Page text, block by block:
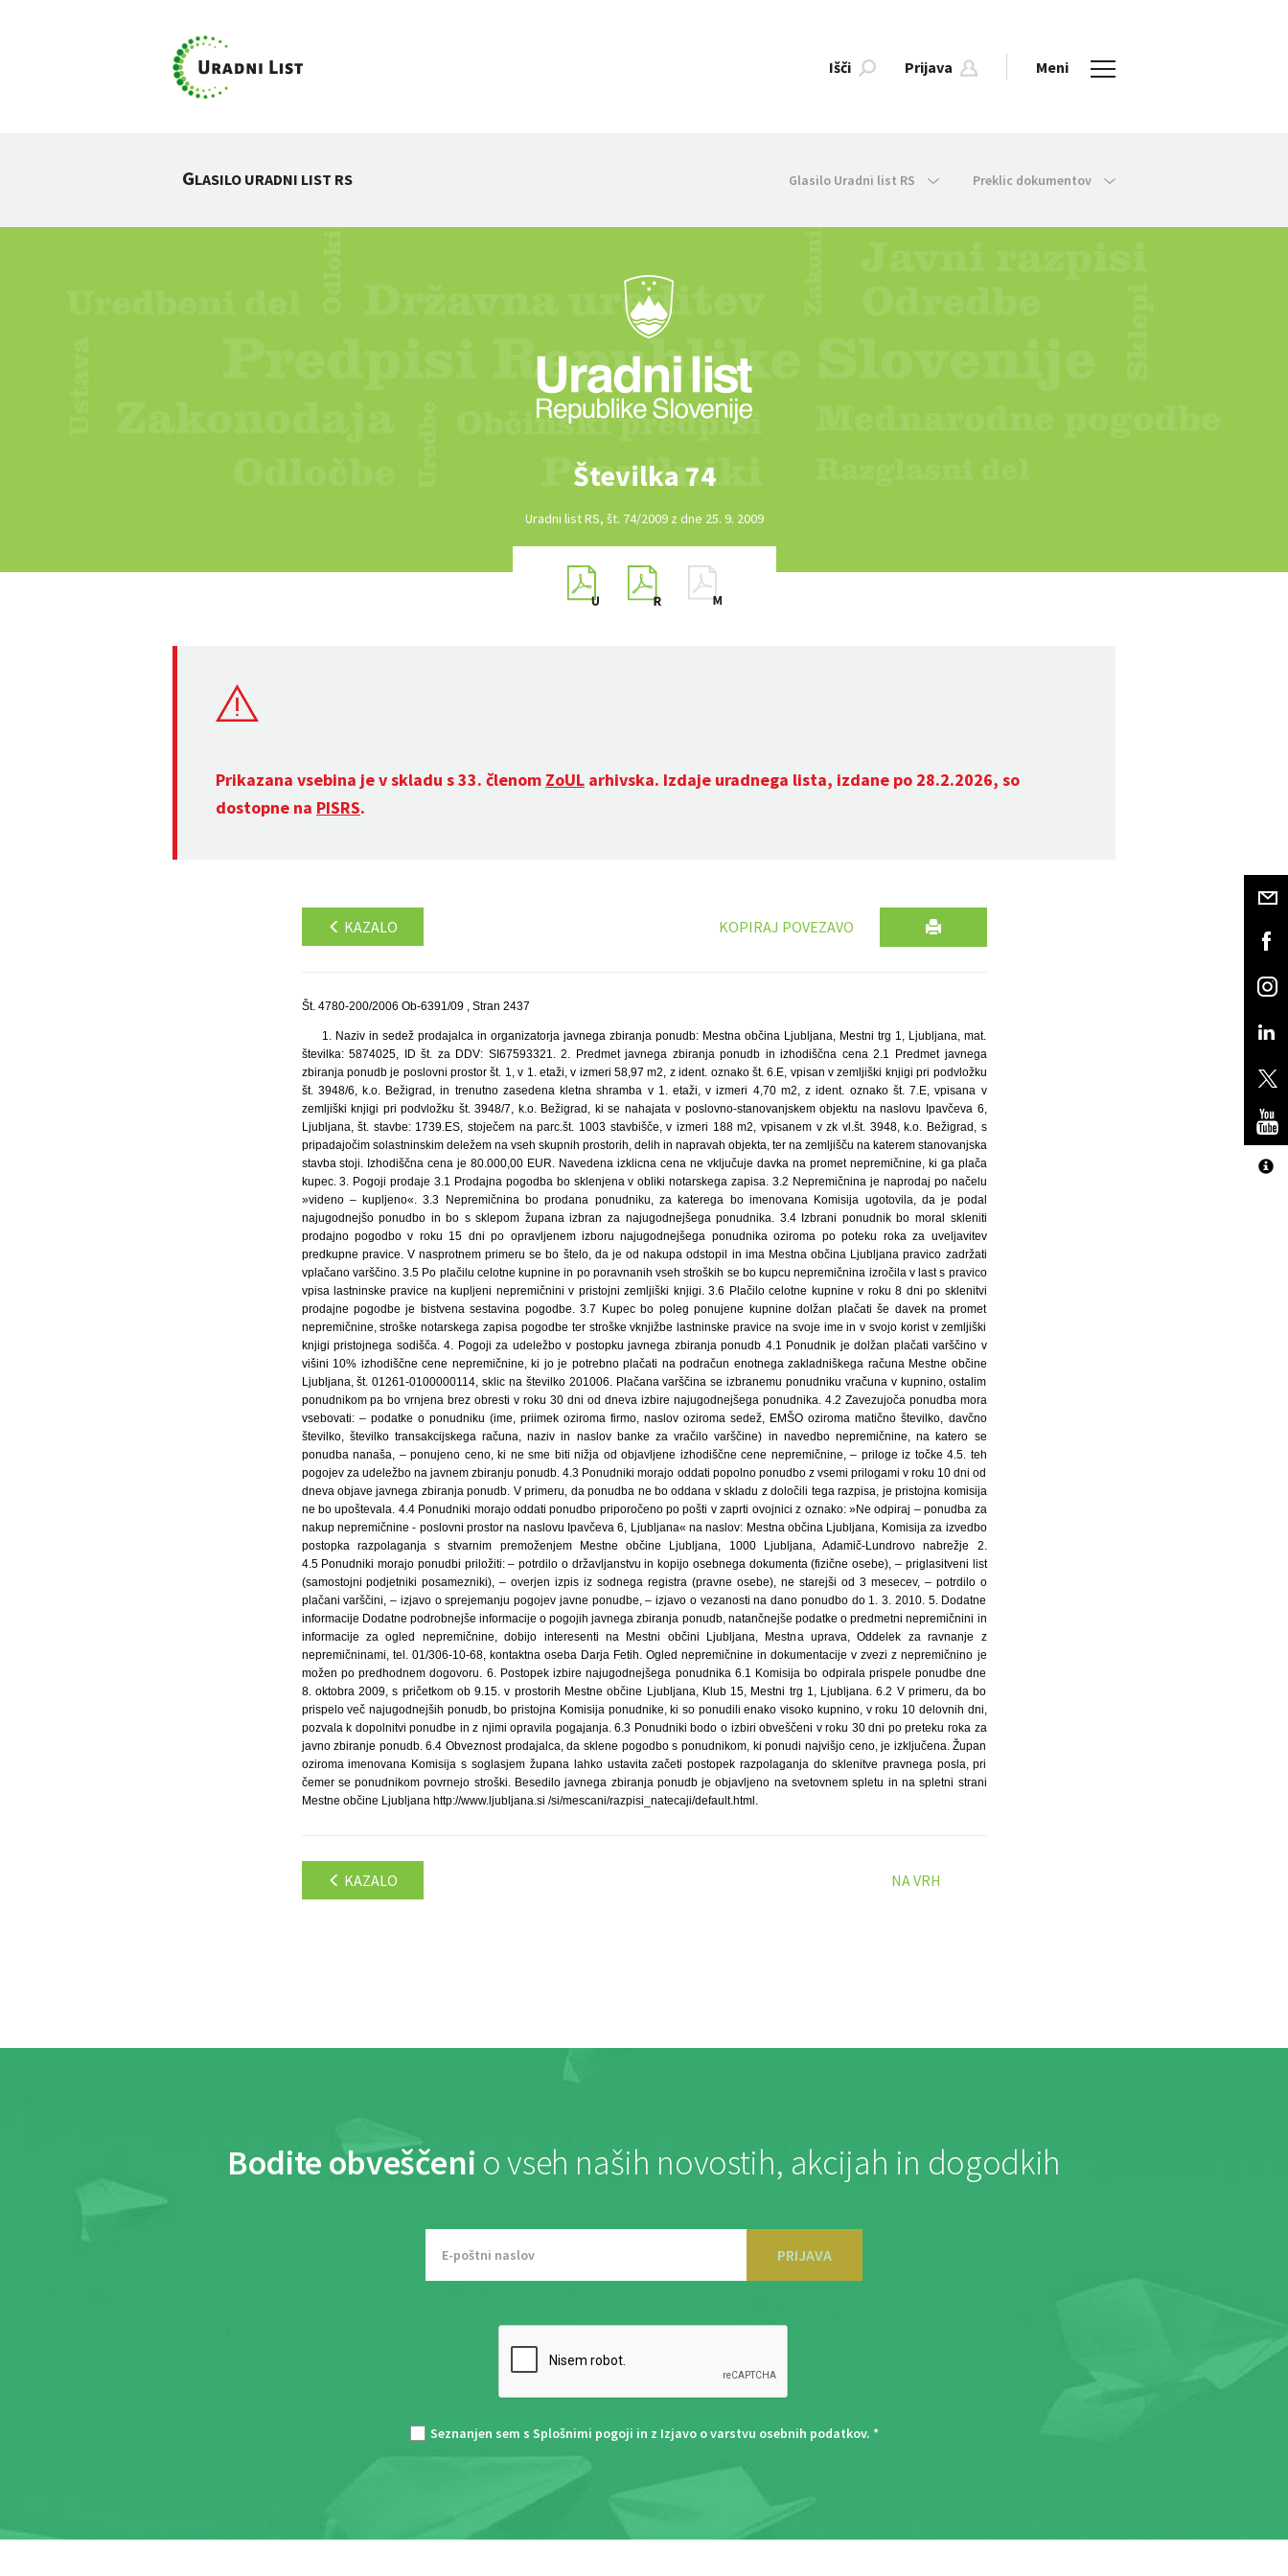
Išči Prijava Meni
GLASILO URADNI LIST RS Glasilo Uradni list RS Preklic dokumentov
Številka 74
Uradni list RS, št. 74/2009 z dne 25. 9. 2009
Prikazana vsebina je v skladu s 33. členom ZoUL arhivska. Izdaje uradnega lista, izdane po 28.2.2026, so
dostopne na PISRS.
KAZALO KOPIRAJ POVEZAVO
Št. 4780-200/2006 Ob-6391/09 , Stran 2437
1. Naziv in sedež prodajalca in organizatorja javnega zbiranja ponudb: Mestna občina Ljubljana, Mestni trg 1, Ljubljana, mat.
številka: 5874025, ID št. za DDV: SI67593321. 2. Predmet javnega zbiranja ponudb in izhodiščna cena 2.1 Predmet javnega
zbiranja ponudb je poslovni prostor št. 1, v 1. etaži, v izmeri 58,97 m2, z ident. oznako št. 6.E, vpisan v zemljiški knjigi pri podvložku
št. 3948/6, k.o. Bežigrad, in trenutno zasedena kletna shramba v 1. etaži, v izmeri 4,70 m2, z ident. oznako št. 7.E, vpisana v
zemljiški knjigi pri podvložku št. 3948/7, k.o. Bežigrad, ki se nahajata v poslovno-stanovanjskem objektu na naslovu Ipavčeva 6,
Ljubljana, št. stavbe: 1739.ES, stoječem na parc.št. 1003 stavbišče, v izmeri 188 m2, vpisanem v zk vl.št. 3948, k.o. Bežigrad, s
pripadajočim solastninskim deležem na vseh skupnih prostorih, delih in napravah objekta, ter na zemljišču na katerem stanovanjska
stavba stoji. Izhodiščna cena je 80.000,00 EUR. Navedena izklicna cena ne vključuje davka na promet nepremičnine, ki ga plača
kupec. 3. Pogoji prodaje 3.1 Prodajna pogodba bo sklenjena v obliki notarskega zapisa. 3.2 Nepremičnina je naprodaj po načelu
»videno – kupljeno«. 3.3 Nepremičnina bo prodana ponudniku, za katerega bo imenovana Komisija ugotovila, da je podal
najugodnejšo ponudbo in bo s sklepom župana izbran za najugodnejšega ponudnika. 3.4 Izbrani ponudnik bo moral skleniti
prodajno pogodbo v roku 15 dni po opravljenem izboru najugodnejšega ponudnika oziroma po poteku roka za uveljavitev
predkupne pravice. V nasprotnem primeru se bo štelo, da je od nakupa odstopil in ima Mestna občina Ljubljana pravico zadržati
vplačano varščino. 3.5 Po plačilu celotne kupnine in po poravnanih vseh stroških se bo kupcu nepremičnina izročila v last s pravico
vpisa lastninske pravice na kupljeni nepremičnini v pristojni zemljiški knjigi. 3.6 Plačilo celotne kupnine v roku 8 dni po sklenitvi
prodajne pogodbe je bistvena sestavina pogodbe. 3.7 Kupec bo poleg ponujene kupnine dolžan plačati še davek na promet
nepremičnine, stroške notarskega zapisa pogodbe ter stroške vknjižbe lastninske pravice na svoje ime in v svojo korist v zemljiški
knjigi pristojnega sodišča. 4. Pogoji za udeležbo v postopku javnega zbiranja ponudb 4.1 Ponudnik je dolžan plačati varščino v
višini 10% izhodiščne cene nepremičnine, ki jo je potrebno plačati na podračun enotnega zakladniškega računa Mestne občine
Ljubljana, št. 01261-0100000114, sklic na številko 201006. Plačana varščina se izbranemu ponudniku vračuna v kupnino, ostalim
ponudnikom pa bo vrnjena brez obresti v roku 30 dni od dneva izbire najugodnejšega ponudnika. 4.2 Zavezujoča ponudba mora
vsebovati: – podatke o ponudniku (ime, priimek oziroma firmo, naslov oziroma sedež, EMŠO oziroma matično številko, davčno
številko, številko transakcijskega računa, naziv in naslov banke za vračilo varščine) in navedbo nepremičnine, na katero se
ponudba nanaša, – ponujeno ceno, ki ne sme biti nižja od objavljene izhodiščne cene nepremičnine, – priloge iz točke 4.5. teh
pogojev za udeležbo na javnem zbiranju ponudb. 4.3 Ponudniki morajo oddati popolno ponudbo z vsemi prilogami v roku 10 dni od
dneva objave javnega zbiranja ponudb. V primeru, da ponudba ne bo oddana v skladu z določili tega razpisa, je pristojna komisija
ne bo upoštevala. 4.4 Ponudniki morajo oddati ponudbo priporočeno po pošti v zaprti ovojnici z oznako: »Ne odpiraj – ponudba za
nakup nepremičnine - poslovni prostor na naslovu Ipavčeva 6, Ljubljana« na naslov: Mestna občina Ljubljana, Komisija za izvedbo
postopka razpolaganja s stvarnim premoženjem Mestne občine Ljubljana, 1000 Ljubljana, Adamič-Lundrovo nabrežje 2.
4.5 Ponudniki morajo ponudbi priložiti: – potrdilo o državljanstvu in kopijo osebnega dokumenta (fizične osebe), – priglasitveni list
(samostojni podjetniki posamezniki), – overjen izpis iz sodnega registra (pravne osebe), ne starejši od 3 mesecev, – potrdilo o
plačani varščini, – izjavo o sprejemanju pogojev javne ponudbe, – izjavo o vezanosti na dano ponudbo do 1. 3. 2010. 5. Dodatne
informacije Dodatne podrobnejše informacije o pogojih javnega zbiranja ponudb, natančnejše podatke o predmetni nepremičnini in
informacije za ogled nepremičnine, dobijo interesenti na Mestni občini Ljubljana, Mestna uprava, Oddelek za ravnanje z
nepremičninami, tel. 01/306-10-68, kontaktna oseba Darja Fetih. Ogled nepremičnine in dokumentacije v zvezi z nepremičnino je
možen po predhodnem dogovoru. 6. Postopek izbire najugodnejšega ponudnika 6.1 Komisija bo odpirala prispele ponudbe dne
8. oktobra 2009, s pričetkom ob 9.15. v prostorih Mestne občine Ljubljana, Klub 15, Mestni trg 1, Ljubljana. 6.2 V primeru, da bo
prispelo več najugodnejših ponudb, bo pristojna Komisija ponudnike, ki so ponudili enako visoko kupnino, v roku 10 delovnih dni,
pozvala k dopolnitvi ponudbe in z njimi opravila pogajanja. 6.3 Ponudniki bodo o izbiri obveščeni v roku 30 dni po preteku roka za
javno zbiranje ponudb. 6.4 Obveznost prodajalca, da sklene pogodbo s ponudnikom, ki ponudi najvišjo ceno, je izključena. Župan
oziroma imenovana Komisija s soglasjem župana lahko ustavita začeti postopek razpolaganja do sklenitve pravnega posla, pri
čemer se ponudnikom povrnejo stroški. Besedilo javnega zbiranja ponudb je objavljeno na svetovnem spletu in na spletni strani
Mestne občine Ljubljana http://www.ljubljana.si /si/mescani/razpisi_natecaji/default.html.
KAZALO NA VRH
Bodite obveščeni o vseh naših novostih, akcijah in dogodkih
PRIJAVA
Seznanjen sem s Splošnimi pogoji in z Izjavo o varstvu osebnih podatkov. *